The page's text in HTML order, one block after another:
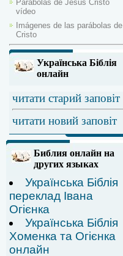
Parábolas de Jesus Cristo
vídeo
Imágenes de las parábolas de
Cristo
Українська Біблія
онлайн
читати старий заповіт
читати новий заповіт
Библия онлайн на
других языках
Українська Біблія
переклад Івана
Огієнка
Українська Біблія
Хоменка та Огієнка
онлайн